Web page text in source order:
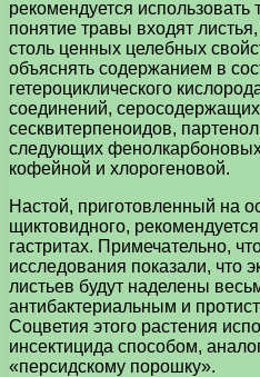
рекомендуется использовать
понятие травы входят
столь ценных целебных
объяснять содержанием в
гетероциклического
соединений,
сесквитерпеноидов,
следующих
кофейной и хлорогеновой.
Настой, приготовленный на
щиктовидного,
гастритах. Примечательно,
исследования показали, что
листьев будут наделены
антибактериальным и
Соцветия этого растения
инсектицида способом,
«персидскому порошку».